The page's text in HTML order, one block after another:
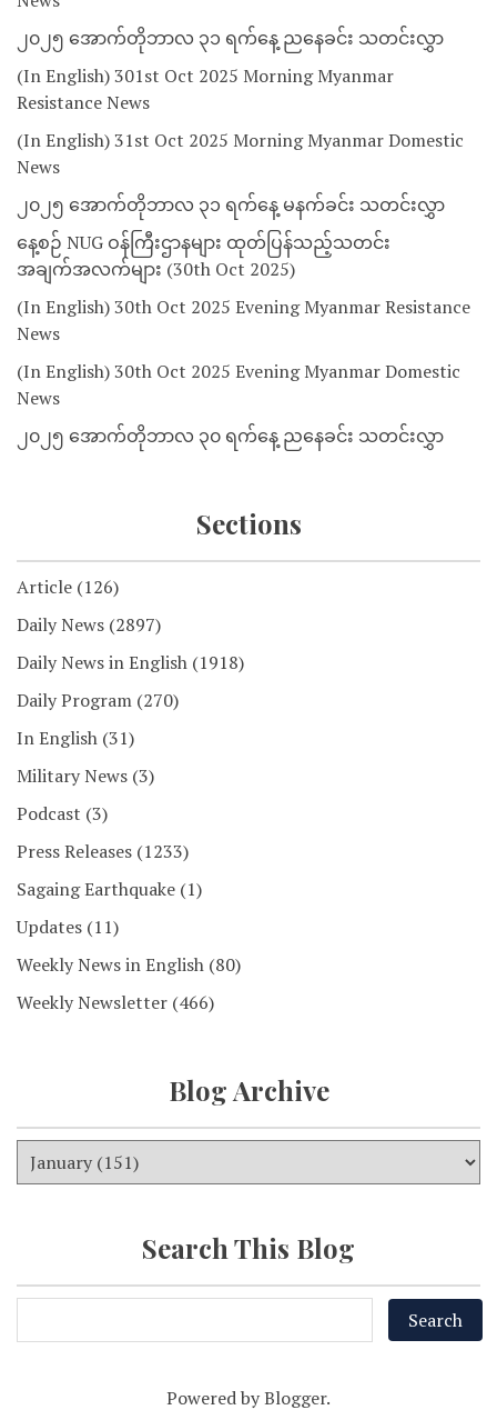
၂၀၂၅ အောက်တိုဘာလ ၃၁ ရက်နေ့ ညနေခင်း သတင်းလွှာ
(In English) 301st Oct 2025 Morning Myanmar
Resistance News
(In English) 31st Oct 2025 Morning Myanmar Domestic
News
၂၀၂၅ အောက်တိုဘာလ ၃၁ ရက်နေ့ မနက်ခင်း သတင်းလွှာ
နေ့စဉ် NUG ဝန်ကြီးဌာနများ ထုတ်ပြန်သည့်သတင်း
အချက်အလက်များ (30th Oct 2025)
(In English) 30th Oct 2025 Evening Myanmar Resistance
News
(In English) 30th Oct 2025 Evening Myanmar Domestic
News
၂၀၂၅ အောက်တိုဘာလ ၃၀ ရက်နေ့ ညနေခင်း သတင်းလွှာ
Sections
Article (126)
Daily News (2897)
Daily News in English (1918)
Daily Program (270)
In English (31)
Military News (3)
Podcast (3)
Press Releases (1233)
Sagaing Earthquake (1)
Updates (11)
Weekly News in English (80)
Weekly Newsletter (466)
Blog Archive
Search This Blog
Powered byBlogger.